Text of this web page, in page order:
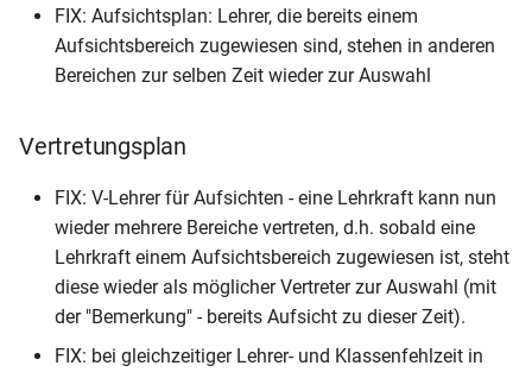
FIX: Aufsichtsplan: Lehrer, die bereits einem
Aufsichtsbereich zugewiesen sind, stehen in anderen
Bereichen zur selben Zeit wieder zur Auswahl
Vertretungsplan
FIX: V-Lehrer für Aufsichten - eine Lehrkraft kann nun
wieder mehrere Bereiche vertreten, d.h. sobald eine
Lehrkraft einem Aufsichtsbereich zugewiesen ist, steht
diese wieder als möglicher Vertreter zur Auswahl (mit
der "Bemerkung" - bereits Aufsicht zu dieser Zeit).
FIX: bei gleichzeitiger Lehrer- und Klassenfehlzeit in